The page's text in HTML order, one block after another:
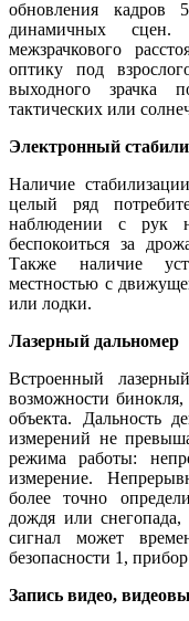
обновления кадров
динамичных сцен.
межзрачкового
оптику под
выходного зрачка
тактических или
Электронный
Наличие
целый ряд
наблюдении с рук
беспокоиться за
Также наличие
местностью с
или лодки.
Лазерный дальномер
Встроенный
возможности бинокля,
объекта. Дальность
измерений не
режима работы:
измерение.
более точно
дождя или
сигнал может
безопасности 1,
Запись видео,